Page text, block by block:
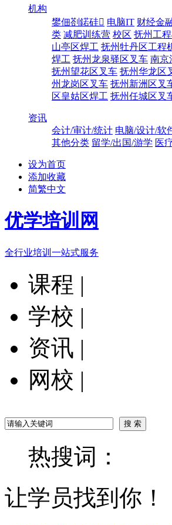
机构
鐢佃剳鍩硅 电脑IT 财经金
类 减肥训练营 校区 抚州工
山亭区焊工 抚州牡丹区工程
焊工 抚州龙泉驿区叉车 南京
抚州望花区叉车 抚州华龙区
州龙岗区叉车 抚州新洲区叉
区皇姑区焊工 抚州任城区叉
资讯
会计/审计/统计 电脑/设计/软
其他分类 留学/出国/游学 医
设为首页
添加收藏
简繁中文
优学培训网
全行业培训一站式服务
课程 |
学校 |
资讯 |
网校 |
热搜词：
让学员找到你！